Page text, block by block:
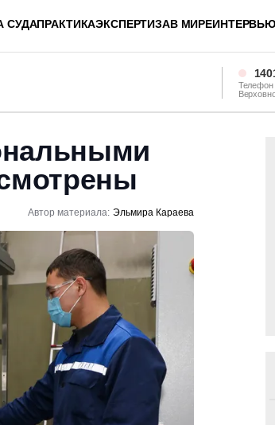
СУДАПРАКТИКАЭКСПЕРТИЗАВ МИРЕИНТЕРВЬЮ
Телефон
Автор материала: Эльмира Караева